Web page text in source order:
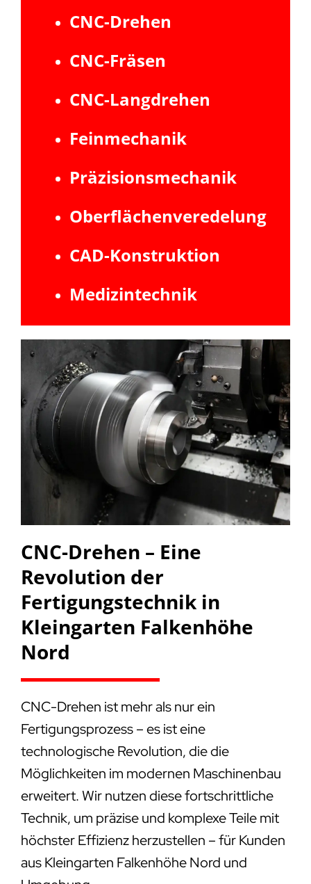
CNC-Drehen
CNC-Fräsen
CNC-Langdrehen
Feinmechanik
Präzisionsmechanik
Oberflächenveredelung
CAD-Konstruktion
Medizintechnik
CNC-Drehen – Eine
Revolution der
Fertigungstechnik in
Kleingarten Falkenhöhe
Nord
CNC-Drehen ist mehr als nur ein
Fertigungsprozess – es ist eine
technologische Revolution, die die
Möglichkeiten im modernen Maschinenbau
erweitert. Wir nutzen diese fortschrittliche
Technik, um präzise und komplexe Teile mit
höchster Effizienz herzustellen – für Kunden
aus Kleingarten Falkenhöhe Nord und